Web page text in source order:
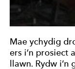
Mae ychydig
ers i’n prosiect
llawn. Rydw